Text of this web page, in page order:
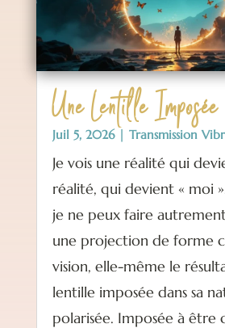
Une Lentille Imposée
Juil 5, 2026| Transmission
Je vois une réalité qui
réalité, qui devient « moi
je ne peux faire
une projection de forme
vision, elle-même le
lentille imposée dans sa
polarisée. Imposée à être